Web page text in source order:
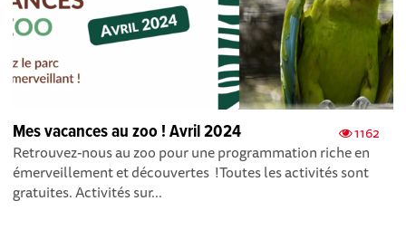
1162
Mes vacances au zoo ! Avril 2024
Retrouvez-nous au zoo pour une programmation riche en
émerveillement et découvertes !Toutes les activités sont
gratuites. Activités sur...